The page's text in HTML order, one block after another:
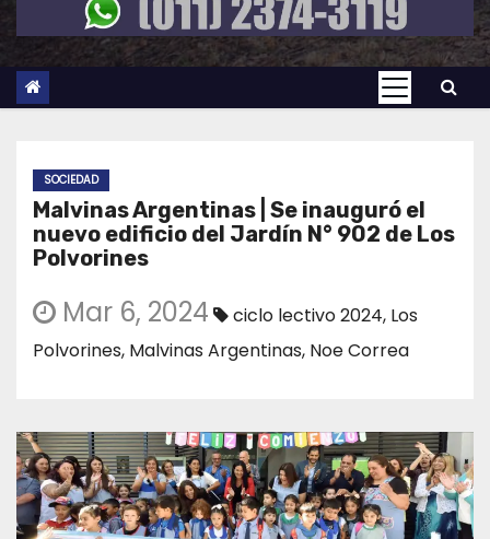
SOCIEDAD
Malvinas Argentinas | Se inauguró el
nuevo edificio del Jardín N° 902 de Los
Polvorines
Mar 6, 2024 ciclo lectivo 2024, Los
Polvorines, Malvinas Argentinas, Noe Correa